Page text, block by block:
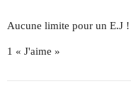
Aucune limite pour un E.J !
1 « J'aime »